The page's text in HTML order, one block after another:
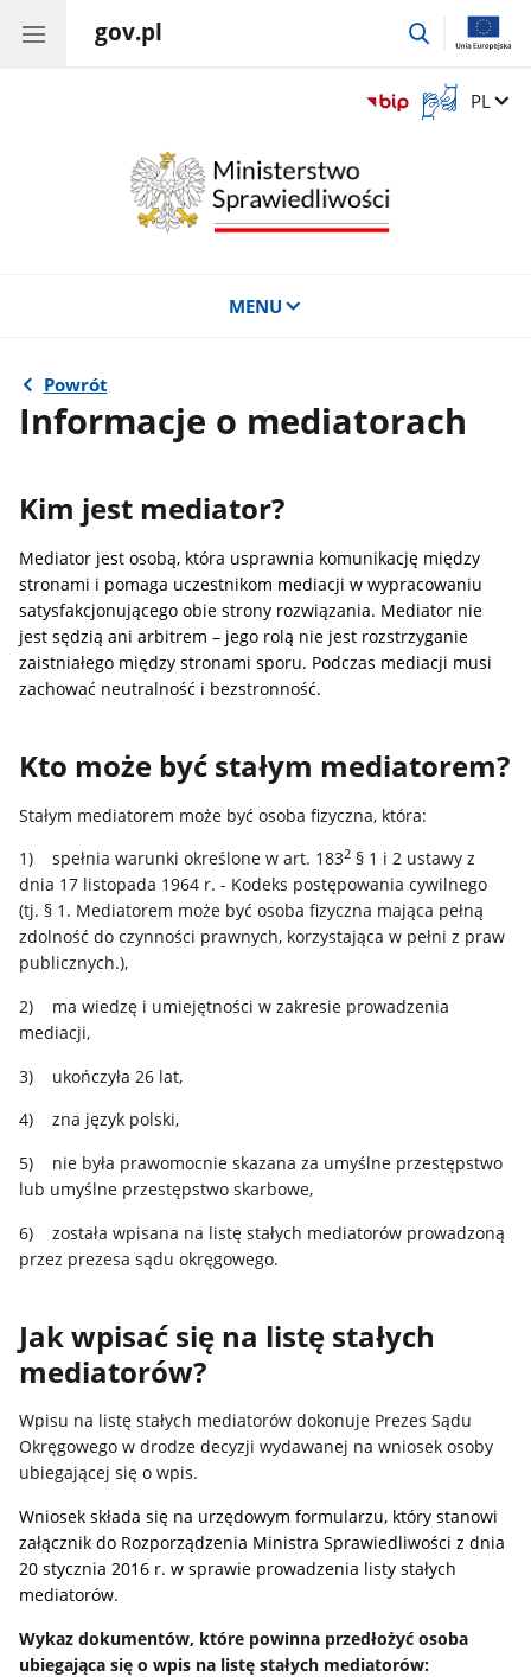
gov.pl
przejdź
Otwórz
okno
Zmień
PL
MENU
Powrót
Informacje o mediatorach
Kim jest mediator?
Mediator jest osobą, która usprawnia komunikację między
stronami i pomaga uczestnikom mediacji w wypracowaniu
satysfakcjonującego obie strony rozwiązania. Mediator nie
jest sędziąani arbitrem– jego rolą nie jest rozstrzyganie
zaistniałego między stronami sporu. Podczas mediacji musi
zachować neutralność i bezstronność.
Kto może być stałym mediatorem?
Stałym mediatorem może być osoba fizyczna, która:
1) spełnia warunki określone w art. 1832 § 1 i 2 ustawy z
dnia 17 listopada 1964 r. - Kodeks postępowania cywilnego
(tj. § 1. Mediatorem może być osoba fizyczna mająca pełną
zdolność do czynności prawnych, korzystająca w pełni z praw
publicznych.),
2) ma wiedzę i umiejętności w zakresie prowadzenia
mediacji,
3) ukończyła 26 lat,
4) zna język polski,
5) nie była prawomocnie skazana za umyślne przestępstwo
lub umyślne przestępstwo skarbowe,
6) została wpisana na listę stałych mediatorów prowadzoną
przez prezesa sądu okręgowego.
Jak wpisać się na listę stałych
mediatorów?
Wpisu na listę stałych mediatorów dokonuje Prezes Sądu
Okręgowego w drodze decyzji wydawanej na wniosek osoby
ubiegającej się o wpis.
Wniosek składa się na urzędowym formularzu, który stanowi
załącznik do Rozporządzenia Ministra Sprawiedliwości z dnia
20 stycznia 2016 r. w sprawie prowadzenia listy stałych
mediatorów.
Wykaz dokumentów, które powinna przedłożyć osoba
ubiegająca się o wpis na listę stałych mediatorów: